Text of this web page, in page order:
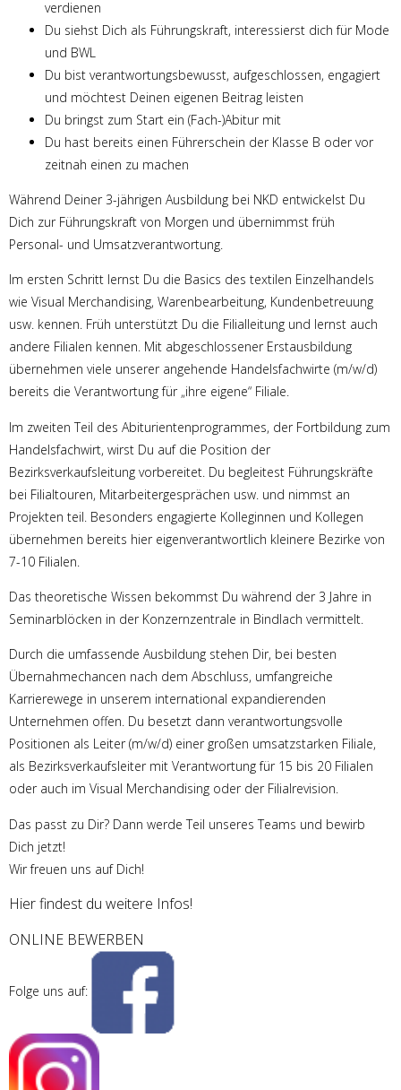
verdienen
Du siehst Dich als Führungskraft, interessierst dich für Mode
und BWL
Du bist verantwortungsbewusst, aufgeschlossen, engagiert
und möchtest Deinen eigenen Beitrag leisten
Du bringst zum Start ein (Fach-)Abitur mit
Du hast bereits einen Führerschein der Klasse B oder vor
zeitnah einen zu machen
Während Deiner 3-jährigen Ausbildung bei NKD entwickelst Du
Dich zur Führungskraft von Morgen und übernimmst früh
Personal- und Umsatzverantwortung.
Im ersten Schritt lernst Du die Basics des textilen Einzelhandels
wie Visual Merchandising, Warenbearbeitung, Kundenbetreuung
usw. kennen. Früh unterstützt Du die Filialleitung und lernst auch
andere Filialen kennen. Mit abgeschlossener Erstausbildung
übernehmen viele unserer angehende Handelsfachwirte (m/w/d)
bereits die Verantwortung für „ihre eigene“ Filiale.
Im zweiten Teil des Abiturientenprogrammes, der Fortbildung zum
Handelsfachwirt, wirst Du auf die Position der
Bezirksverkaufsleitung vorbereitet. Du begleitest Führungskräfte
bei Filialtouren, Mitarbeitergesprächen usw. und nimmst an
Projekten teil. Besonders engagierte Kolleginnen und Kollegen
übernehmen bereits hier eigenverantwortlich kleinere Bezirke von
7-10 Filialen.
Das theoretische Wissen bekommst Du während der 3 Jahre in
Seminarblöcken in der Konzernzentrale in Bindlach vermittelt.
Durch die umfassende Ausbildung stehen Dir, bei besten
Übernahmechancen nach dem Abschluss, umfangreiche
Karrierewege in unserem international expandierenden
Unternehmen offen. Du besetzt dann verantwortungsvolle
Positionen als Leiter (m/w/d) einer großen umsatzstarken Filiale,
als Bezirksverkaufsleiter mit Verantwortung für 15 bis 20 Filialen
oder auch im Visual Merchandising oder der Filialrevision.
Das passt zu Dir? Dann werde Teil unseres Teams und bewirb
Dich jetzt!
Wir freuen uns auf Dich!
Hier findest du weitere Infos!
ONLINE BEWERBEN
Folge uns auf: